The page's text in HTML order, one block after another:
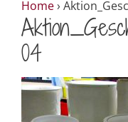
Home›
04